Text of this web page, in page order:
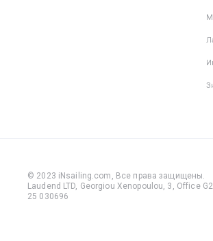
© 2023 iNsailing.com, Все права защищены.
Laudend LTD, Georgiou Xenopoulou, 3, Office
25 030696